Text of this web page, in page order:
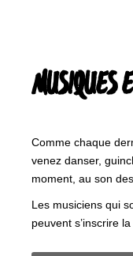
MUSIQUES
Comme chaque
venez danser,
moment, au son
Les musiciens qui
peuvent s’inscrire